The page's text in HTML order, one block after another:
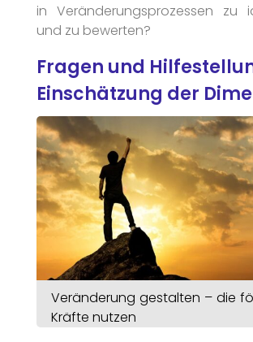
in Veränderungsprozessen zu
und zu bewerten?
Fragen und
Einschätzung der
Veränderung gestalten – die
Kräfte nutzen